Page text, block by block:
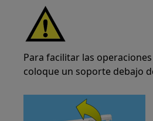
Para facilitar las
coloque un soporte debajo